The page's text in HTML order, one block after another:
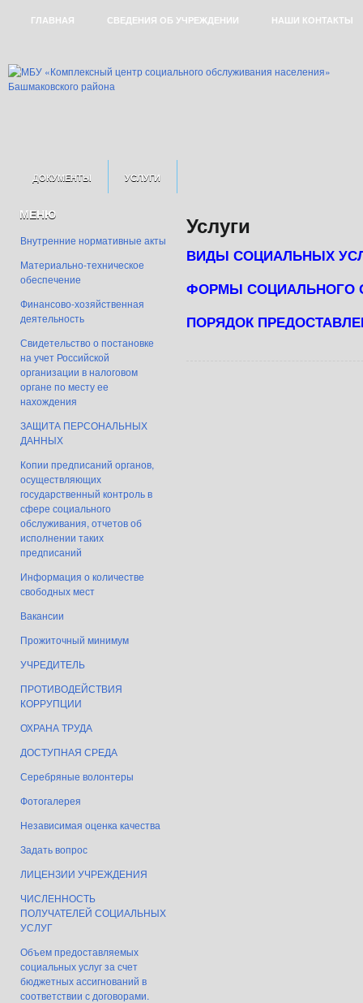
ГЛАВНАЯ СВЕДЕНИЯ ОБ УЧРЕЖДЕНИИ НАШИ КОНТАКТЫ
ДОКУМЕНТЫ УСЛУГИ
СТРУКТУРА ЦЕНТРА
ОТДЕЛЕНИЕ СРОЧНОГО СОЦИАЛЬНОГО ОБСЛУЖИВАНИЯ
ОТДЕЛЕНИЕ ПРОФИЛАКТИКИ БЕЗНАДЗОРНОСТИ И
СТАЦИОНАРНОЕ ОТДЕЛЕНИЕ ДЛЯ ГРАЖДАН ПОЖИЛОГО
КАРТА ДОСТУПНОСТИ СОЦИАЛЬНОГО ОБСЛУЖИВАНИЯ В
МЕНЮ
Внутренние нормативные акты
Материально-техническое
обеспечение
Финансово-хозяйственная
деятельность
Свидетельство о постановке
на учет Российской
организации в налоговом
органе по месту ее
нахождения
ЗАЩИТА ПЕРСОНАЛЬНЫХ
ДАННЫХ
Копии предписаний органов,
осуществляющих
государственный контроль в
сфере социального
обслуживания, отчетов об
исполнении таких
предписаний
Информация о количестве
свободных мест
Вакансии
Прожиточный минимум
УЧРЕДИТЕЛЬ
ПРОТИВОДЕЙСТВИЯ
КОРРУПЦИИ
ОХРАНА ТРУДА
ДОСТУПНАЯ СРЕДА
Серебряные волонтеры
Фотогалерея
Независимая оценка качества
Задать вопрос
ЛИЦЕНЗИИ УЧРЕЖДЕНИЯ
ЧИСЛЕННОСТЬ
ПОЛУЧАТЕЛЕЙ СОЦИАЛЬНЫХ
УСЛУГ
Объем предоставляемых
социальных услуг за счет
бюджетных ассигнований в
соответствии с договорами.
Услуги
ВИДЫ СОЦИАЛЬНЫХ
ФОРМЫ СОЦИАЛЬНОГО
ПОРЯДОК